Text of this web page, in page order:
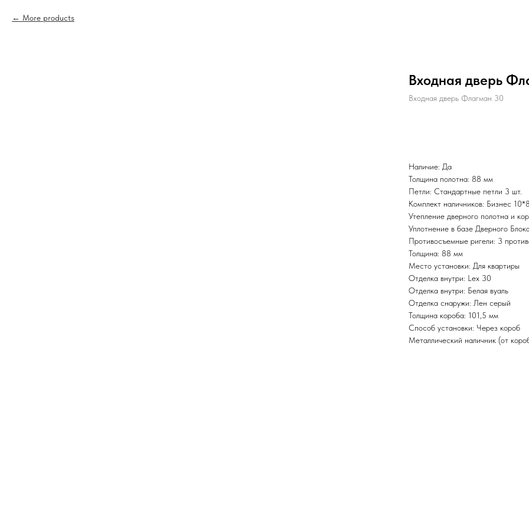
More products
Входная дверь
Входная дверь Флагман 30
Наличие: Да
Толщина полотна: 88 мм
Петли: Стандартные петли 3 шт.
Комплект наличников: Бизнес
Утепление дверного полотна и
Уплотнение в базе Дверного
Противосъемные ригели: 3
Толщина: 88 мм
Место установки: Для квартиры
Отделка внутри: Lex 30
Отделка внутри: Белая вуаль
Отделка снаружи: Лен серый
Толщина короба: 101,5 мм
Способ установки: Через короб
Металлический наличник (от